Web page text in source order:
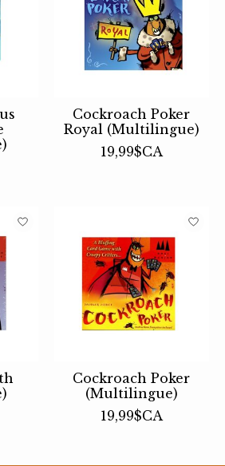
Cockroach Poker
Royal (Multilingue)
19,99$CA
Cockroach Poker
(Multilingue)
19,99$CA